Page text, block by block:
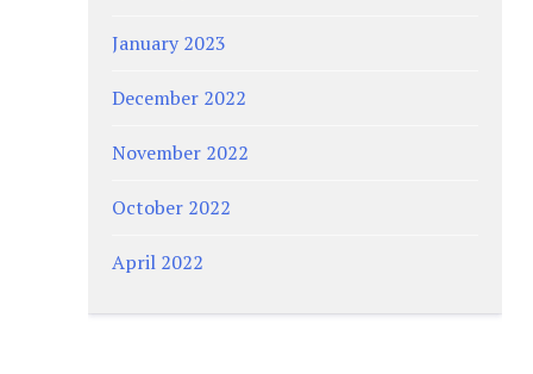
January 2023
December 2022
November 2022
October 2022
April 2022